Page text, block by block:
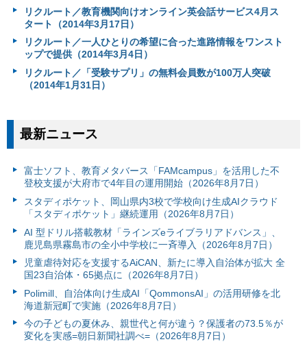
リクルート／教育機関向けオンライン英会話サービス4月ス
タート（2014年3月17日）
リクルート／一人ひとりの希望に合った進路情報をワンスト
ップで提供（2014年3月4日）
リクルート／「受験サプリ」の無料会員数が100万人突破
（2014年1月31日）
最新ニュース
富⼠ソフト、教育メタバース「FAMcampus」を活用した不
登校支援が大府市で4年目の運用開始（2026年8月7日）
スタディポケット、岡山県内3校で学校向け生成AIクラウド
「スタディポケット」継続運用（2026年8月7日）
AI 型ドリル搭載教材「ラインズeライブラリアドバンス」、
鹿児島県霧島市の全小中学校に一斉導入（2026年8月7日）
児童虐待対応を支援するAiCAN、新たに導入自治体が拡大 全
国23自治体・65拠点に（2026年8月7日）
Polimill、自治体向け生成AI「QommonsAI」の活用研修を北
海道新冠町で実施（2026年8月7日）
今の子どもの夏休み、親世代と何が違う？保護者の73.5％が
変化を実感=朝日新聞社調べ=（2026年8月7日）